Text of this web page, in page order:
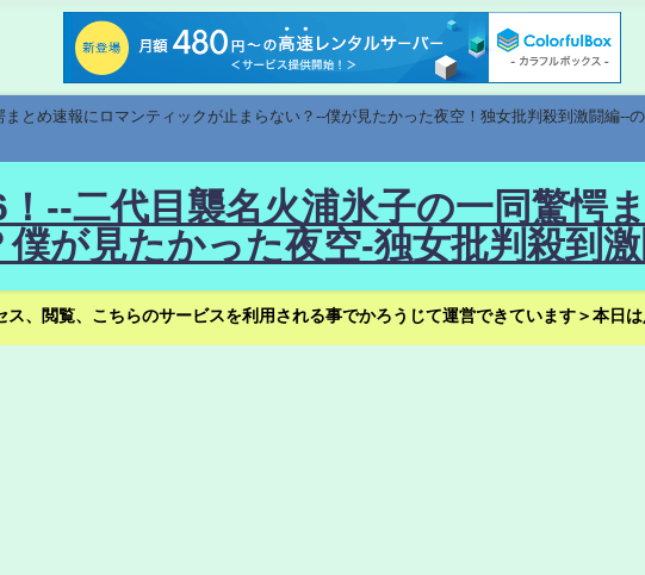
とめ速報にロマンティックが止まらない？--僕が見たかった夜空！独女批判殺到激闘編--
--二代目襲名火浦氷子の一同驚愕
が見たかった夜空-独女批判殺到
、閲覧、こちらのサービスを利用される事でかろうじて運営できています＞本日